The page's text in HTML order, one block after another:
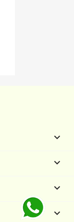



keyboard_arrow_down